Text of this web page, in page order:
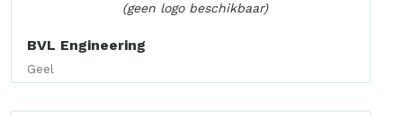
(geen logo beschikbaar)
BVL Engineering
Geel